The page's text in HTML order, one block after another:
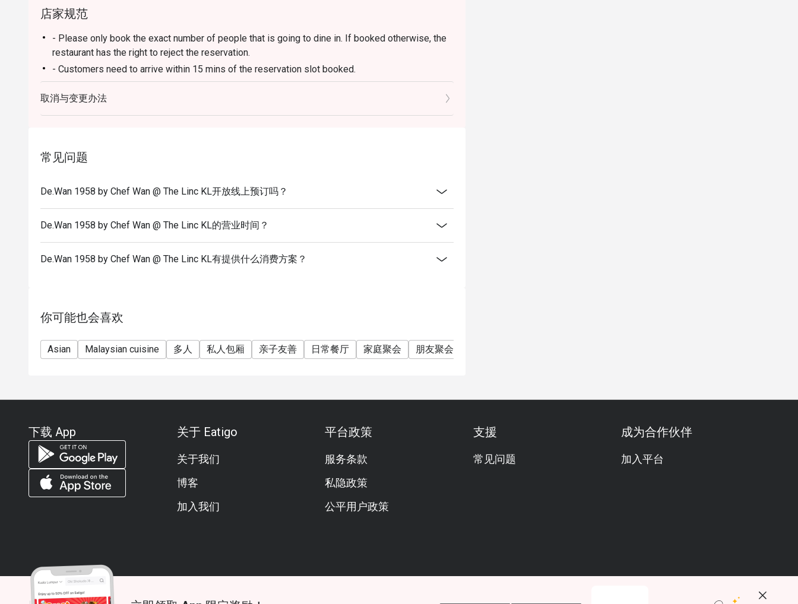
⭐ Google 评分：4.7 分，来自 7689 条评论
适合令人印象深刻的客户午宴、意义非凡的家庭庆祝，以及带领宾客深入体验马来西亚风味的精
髓。
店家规范
- Please only book the exact number of people that is going to dine in. If booked otherwise, the
restaurant has the right to reject the reservation.
- Customers need to arrive within 15 mins of the reservation slot booked.
- Customers are required to dine in for 1 hour and 30 mins only.
取消与变更办法
常见问题
De.Wan 1958 by Chef Wan @ The Linc KL开放线上预订吗？
De.Wan 1958 by Chef Wan @ The Linc KL的营业时间？
De.Wan 1958 by Chef Wan @ The Linc KL有提供什么消费方案？
你可能也会喜欢
Asian Malaysian cuisine 多人 私人包厢 亲子友善 日常餐厅 家庭聚会 朋友聚会
下载 App 关于 Eatigo
关于我们
博客
加入我们
平台政策
服务条款
私隐政策
公平用户政策
支援
常见问题
成为合作伙伴
加入平台